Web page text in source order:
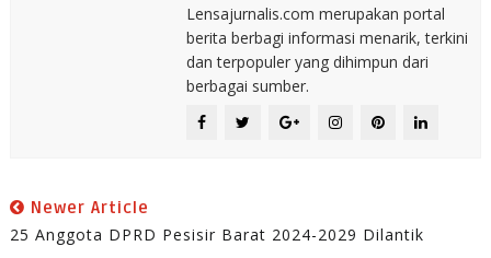
Lensajurnalis.com merupakan portal
berita berbagi informasi menarik, terkini
dan terpopuler yang dihimpun dari
berbagai sumber.
Newer Article
25 Anggota DPRD Pesisir Barat 2024-2029 Dilantik